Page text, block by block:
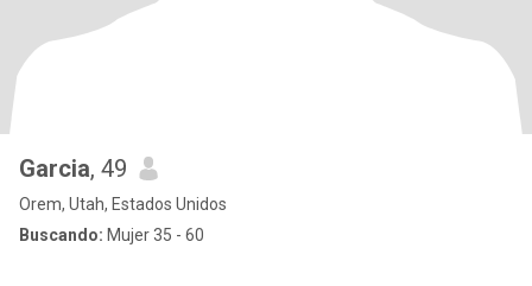
Garcia, 49
Orem, Utah, Estados Unidos
Buscando: Mujer 35 - 60